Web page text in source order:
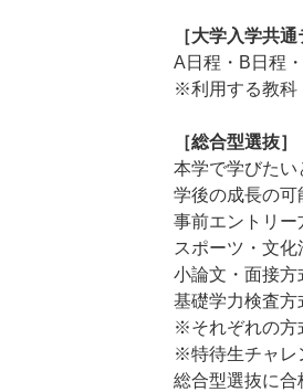
［大学入学共
A日程・B日程
※利用する教科
［総合型選抜］
本学で学びたい
学後の成長の可
事前エントリー
スポーツ・文化
小論文・面接方
基礎学力検査方
※それぞれの方
※特待生チャレ
総合型選抜に